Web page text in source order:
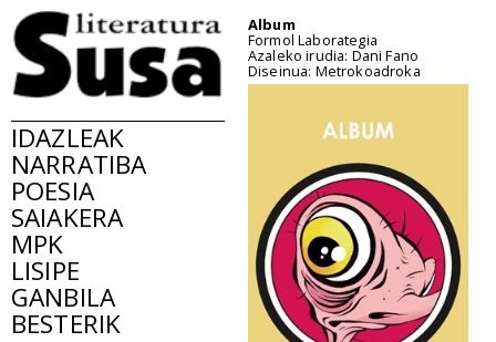
IDAZLEAK
NARRATIBA
POESIA
SAIAKERA
MPK
LISIPE
GANBILA
BESTERIK
Album
Formol Laborategia
Azaleko irudia: Dani Fano
Diseinua: Metrokoadroka